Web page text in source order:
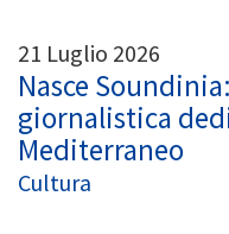
21 Luglio 2026
Nasce
giornalistica
Mediterraneo
Cultura